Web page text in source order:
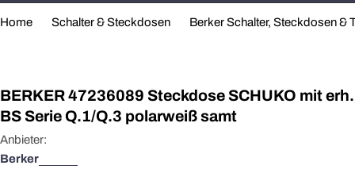
Home Schalter & Steckdosen Berker Schalter, Steckdosen &
BERKER 47236089 Steckdose SCHUKO mit erh.
BS Serie Q.1/Q.3 polarweiß samt
Anbieter:
Berker